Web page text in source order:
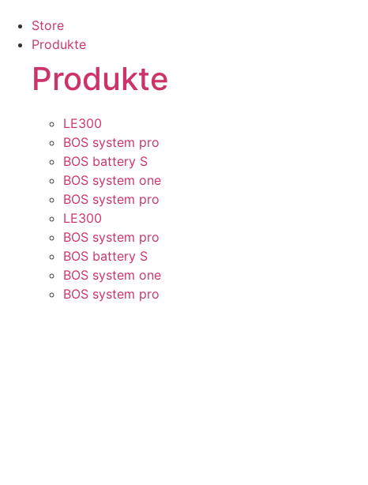
Zum
Inhalt
springen
Store
Produkte
Produkte
LE300
BOS system pro
BOS battery S
BOS system one
BOS system pro
LE300
BOS system pro
BOS battery S
BOS system one
BOS system pro